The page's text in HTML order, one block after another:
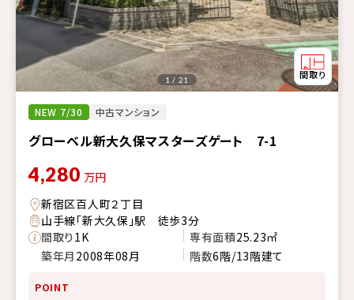
NEW 7/30 中古マンション
グローベル新大久保マスターズゲート 7-1
1 / 21
4,280 万円
新宿区百人町２丁目
山手線「新大久保」駅 徒歩3分
間取り1K 専有面積25.23㎡
築年月 2008年08月 階数6階/13階建て
POINT